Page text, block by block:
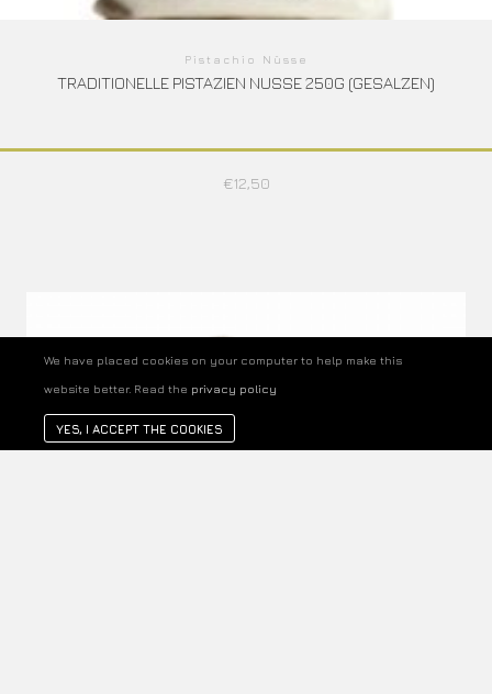
Pistachio Nüsse
TRADITIONELLE PISTAZIEN NUSSE 250G (GESALZEN)
€12,50
We have placed cookies on your computer to help make this
website better. Read the privacy policy
YES, I ACCEPT THE COOKIES